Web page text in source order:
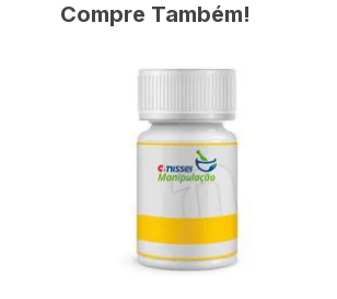
Compre Também!